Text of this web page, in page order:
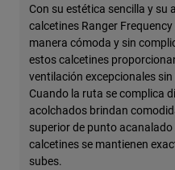
Con su estética sencilla y
calcetines Ranger
manera cómoda y sin
estos calcetines
ventilación excepcionales
Cuando la ruta se complica
acolchados brindan
superior de punto
calcetines se mantienen
subes.